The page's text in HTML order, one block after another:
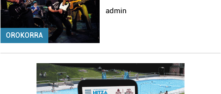
OROKORRA
admin